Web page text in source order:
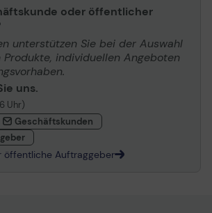
oder öffentlicher
unterstützen Sie bei der Auswahl
individuellen Angeboten
uns.
Uhr)
Geschäftskunden
öffentliche Auftraggeber